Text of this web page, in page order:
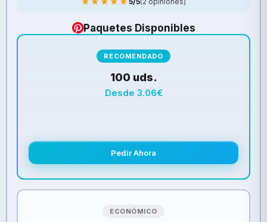
Paquetes Disponibles
ECONÓMICO
RECOMENDADO
100 uds.
Desde 3.06€
Pedir Ahora